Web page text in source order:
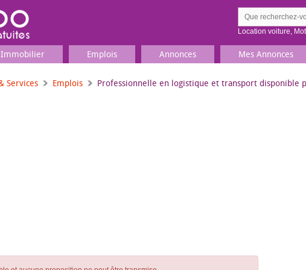
Location voiture,
Immobilier Emplois Annonces Mes Annonces
Services Emplois Professionnelle en logistique et transport disponible